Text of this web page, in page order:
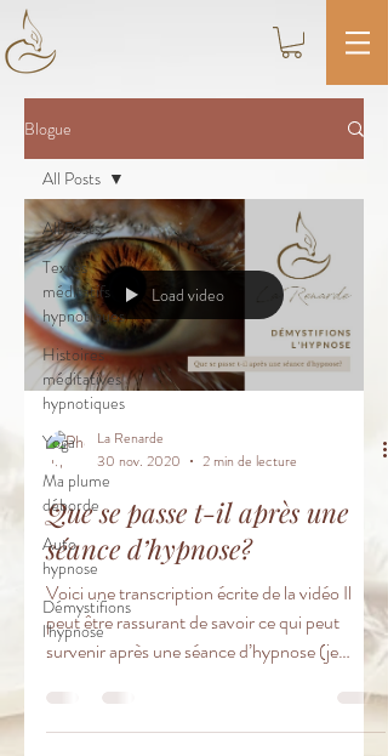
Blogue
All Posts
Textes
méditatifs
hypnotiques
Histoires
méditatives
hypnotiques
Yoga
Ma plume
déborde
Auto
hypnose
Démystifions
l'hypnose
All Posts
Load video
La Renarde
30 nov. 2020
2 min de lecture
Que se passe t-il après une
séance d’hypnose?
Voici une transcription écrite de la vidéo Il
peut être rassurant de savoir ce qui peut
survenir après une séance d’hypnose (je